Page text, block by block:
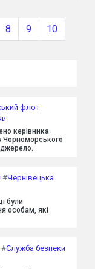
8 9 10
флот
керівника
Чорноморського
джерело.
#Чернівецька
були
особам, які
#Служба безпеки